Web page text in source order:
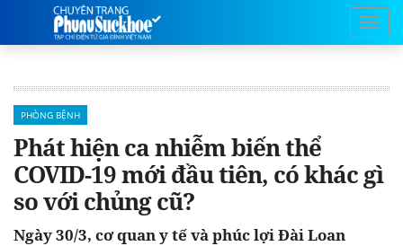
PHÒNG BỆNH
Phát hiện ca nhiễm biến thể
COVID-19 mới đầu tiên, có khác gì
so với chủng cũ?
Ngày 30/3, cơ quan y tế và phúc lợi Đài Loan